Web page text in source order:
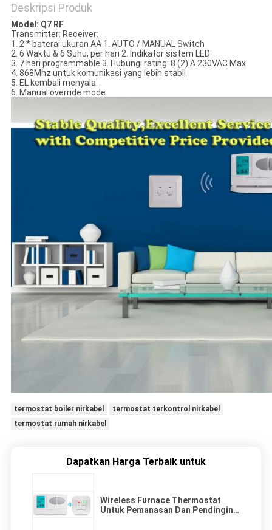
Deskripsi Produk
Model: Q7 RF
Transmitter: Receiver:
1. 2 * baterai ukuran AA 1. AUTO / MANUAL Switch
2. 6 Waktu & 6 Suhu, per hari 2. Indikator sistem LED
3. 7 hari programmable 3. Hubungi rating: 8 (2) A 230VAC Max
4. 868Mhz untuk komunikasi yang lebih stabil
5. EL kembali menyala
6. Manual override mode
termostat boiler nirkabel
termostat terkontrol nirkabel
termostat rumah nirkabel
Dapatkan Harga Terbaik untuk
Wireless Furnace Thermostat
Untuk Pemanasan Dan Pendingin